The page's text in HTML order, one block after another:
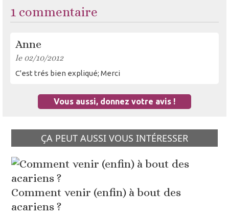
1 commentaire
Anne
le 02/10/2012
C'est trés bien expliqué; Merci
Vous aussi, donnez votre avis !
ÇA PEUT AUSSI VOUS INTÉRESSER
Comment venir (enfin) à bout des
acariens ?